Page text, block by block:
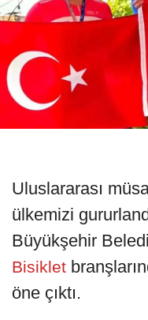
Uluslararası
ülkemizi
Büyükşehir
Bisiklet
öne çıktı.